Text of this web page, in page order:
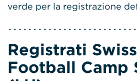
verde per la registrazione
Registrati
Football Camp